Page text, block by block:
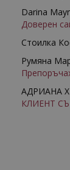
Darina
Доверен
Стоилка
Румяна
АДРИАНА
КЛИЕНТ